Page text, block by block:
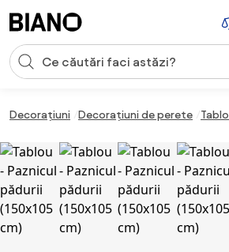
Introducerea căutării
Decorațiuni Decorațiuni de perete